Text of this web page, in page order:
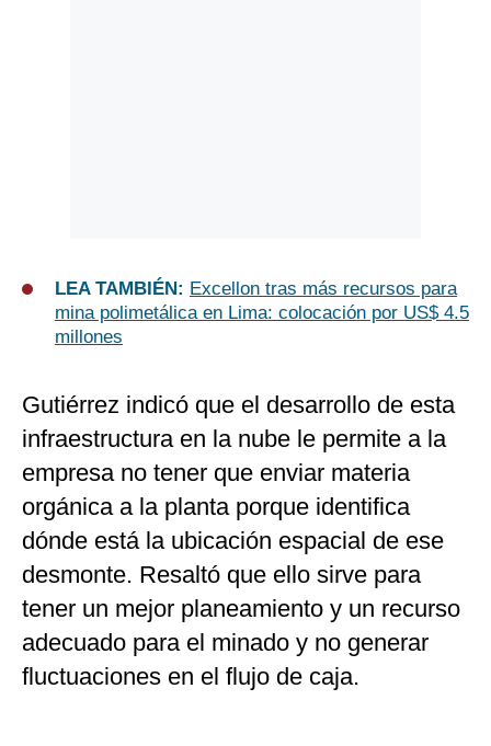
LEA TAMBIÉN: Excellon tras más recursos para
mina polimetálica en Lima: colocación por US$ 4.5
millones
Gutiérrez indicó que el desarrollo de esta
infraestructura en la nube le permite a la
empresa no tener que enviar materia
orgánica a la planta porque identifica
dónde está la ubicación espacial de ese
desmonte. Resaltó que ello sirve para
tener un mejor planeamiento y un recurso
adecuado para el minado y no generar
fluctuaciones en el flujo de caja.